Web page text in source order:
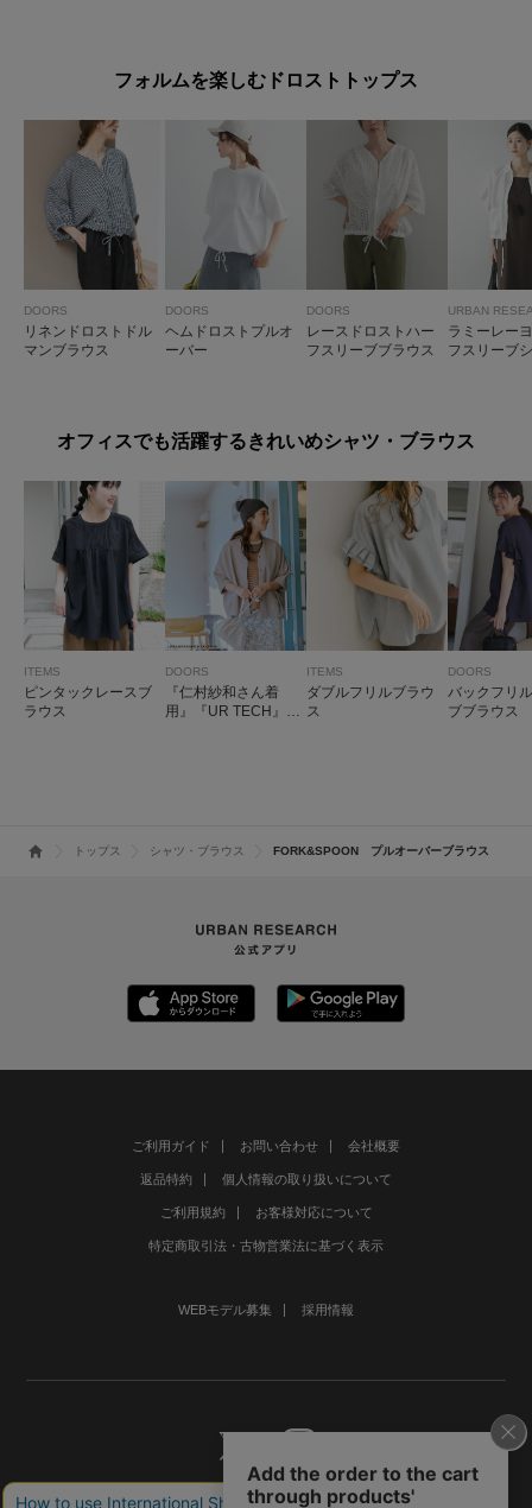
フォルムを楽しむドロストトップス
DOORS
リネンドロストドル
マンブラウス
DOORS
ヘムドロストプルオ
ーバー
DOORS
レースドロストハー
フスリーブブラウス
URBAN
ラミーレー
フスリーブ
オフィスでも活躍するきれいめシャツ・ブラウス
ITEMS
ピンタックレースブ
ラウス
DOORS
『仁村紗和さん着
用』『UR TECH』完
ITEMS
ダブルフリルブラウ
ス
DOORS
バックフリ
ブブラウス
トップス シャツ・ブラウス FORK&SPOON プルオーバーブラウス
ご利用ガイド お問い合わせ 会社概要
返品特約 個人情報の取り扱いについて
ご利用規約 お客様対応について
特定商取引法・古物営業法に基づく表示
WEBモデル募集 採用情報